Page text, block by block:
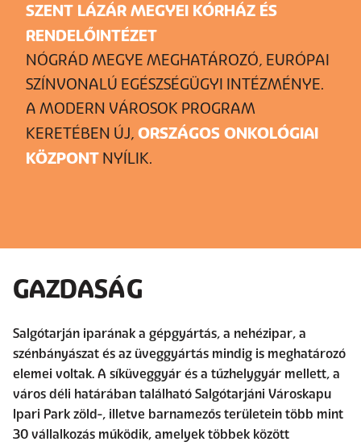
SZENT LÁZÁR MEGYEI KÓRHÁZ ÉS
RENDELŐINTÉZET
NÓGRÁD MEGYE MEGHATÁROZÓ, EURÓPAI
SZÍNVONALÚ EGÉSZSÉGÜGYI INTÉZMÉNYE.
A MODERN VÁROSOK PROGRAM
KERETÉBEN ÚJ, ORSZÁGOS ONKOLÓGIAI
KÖZPONT NYÍLIK.
GAZDASÁG
Salgótarján iparának a gépgyártás, a nehézipar, a
szénbányászat és az üveggyártás mindig is meghatározó
elemei voltak. A síküveggyár és a tűzhelygyár mellett, a
város déli határában található Salgótarjáni Városkapu
Ipari Park zöld-, illetve barnamezős területein több mint
30 vállalkozás működik, amelyek többek között